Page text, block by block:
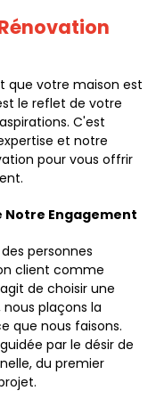
que votre maison est
le reflet de votre
C'est
et notre
pour vous offrir
Notre Engagement
personnes
client comme
de choisir une
nous plaçons la
que nous faisons.
par le désir de
du premier